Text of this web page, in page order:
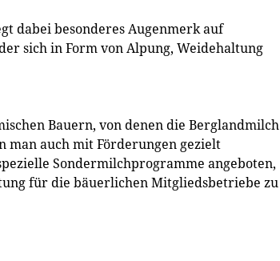
dabei besonderes Augenmerk auf
sich in Form von Alpung, Weidehaltung
Bauern, von denen die Berglandmilch
man auch mit Förderungen gezielt
Sondermilchprogramme angeboten,
für die bäuerlichen Mitgliedsbetriebe zu